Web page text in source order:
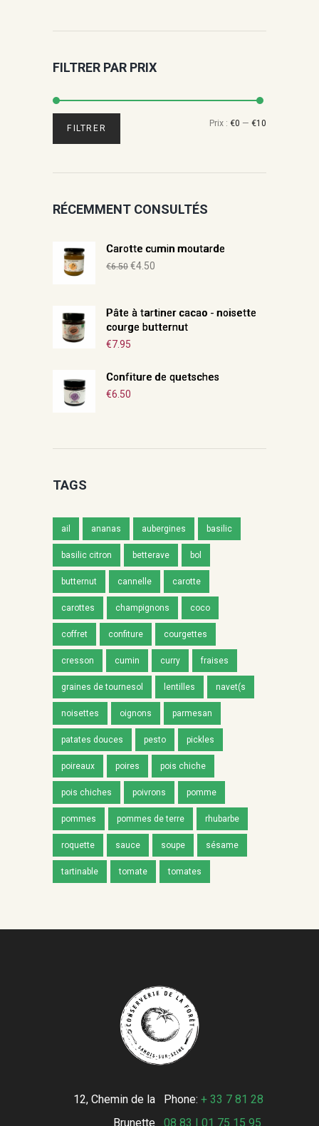
FILTRER PAR PRIX
FILTRER Prix : €0 — €10
RÉCEMMENT CONSULTÉS
Carotte cumin moutarde
€6.50 Le
était :
€6.50.
€4.50
est :
€4.50.
Pâte à tartiner cacao - noisette
courge butternut
€7.95
Confiture de quetsches
€6.50
TAGS
ail ananas aubergines basilic
basilic citron betterave bol
butternut cannelle carotte
carottes champignons coco
coffret confiture courgettes
cresson cumin curry fraises
graines de tournesol lentilles navet(s
noisettes oignons parmesan
patates douces pesto pickles
poireaux poires pois chiche
pois chiches poivrons pomme
pommes pommes de terre rhubarbe
roquette sauce soupe sésame
tartinable tomate tomates
Phone: + 33 7 81 28
08 83 | 01 75 15 95
12, Chemin de la
Brunette